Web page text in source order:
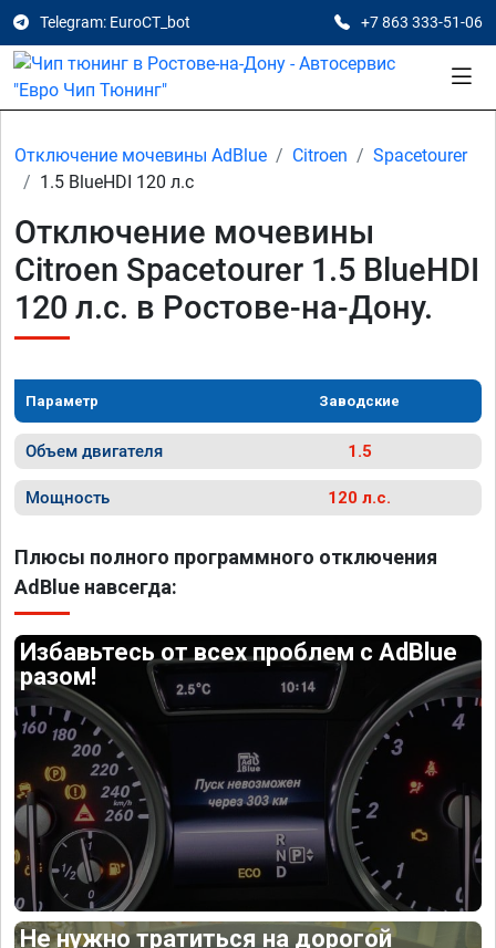
Telegram: EuroCT_bot +7 863 333-51-06
Отключение мочевины AdBlue Citroen
Spacetourer
1.5 BlueHDI 120 л.с
Отключение мочевины
Citroen Spacetourer 1.5 BlueHDI
120 л.с. в Ростове-на-Дону.
Параметр Заводские
Объем двигателя 1.5
Мощность 120 л.с.
Плюсы полного программного отключения
AdBlue навсегда:
Избавьтесь от всех проблем с AdBlue
разом!
Не нужно тратиться на дорогой